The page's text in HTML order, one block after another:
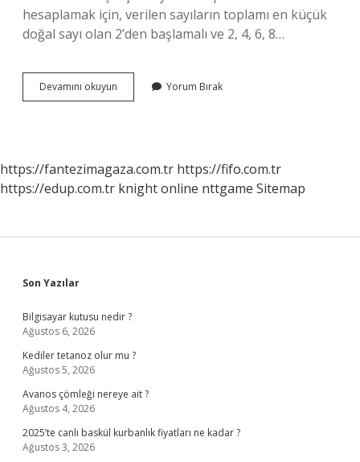
hesaplamak için, verilen sayıların toplamı en küçük
doğal sayı olan 2’den başlamalı ve 2, 4, 6, 8…
Devamını okuyun
Doğal
Yorum Bırak
https://fantezimagaza.com.tr https://fifo.com.tr
https://edup.com.tr knight online nttgame Sitemap
Sidebar
Son Yazılar
Bilgisayar kutusu nedir ?
Ağustos 6, 2026
Kediler tetanoz olur mu ?
Ağustos 5, 2026
Avanos çömleği nereye ait ?
Ağustos 4, 2026
2025’te canlı baskül kurbanlık fiyatları ne kadar ?
Ağustos 3, 2026